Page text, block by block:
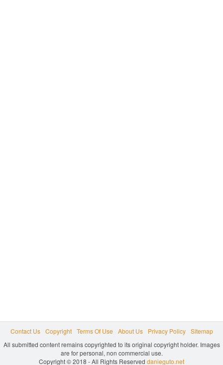
Contact Us Copyright Terms Of Use About Us Privacy Policy
Sitemap
All submitted content remains copyrighted to its original copyright holder. Images
are for personal, non commercial use.
Copyright © 2018 - All Rights Reserved danieguto.net